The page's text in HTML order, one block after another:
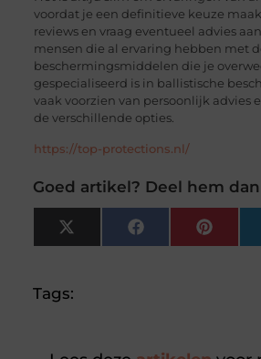
voordat je een definitieve keuze
reviews en vraag eventueel advies
mensen die al ervaring hebben met
beschermingsmiddelen die je
gespecialiseerd is in ballistische
vaak voorzien van persoonlijk advies
de verschillende opties.
https://top-protections.nl/
Goed artikel? Deel hem
X
(Twitter)
Facebook
Tags: